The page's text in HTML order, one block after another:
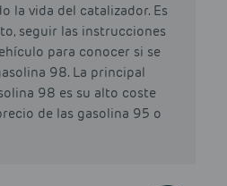
la vida del catalizador. Es
seguir las instrucciones
para conocer si se
98. La principal
98 es su alto coste
de las gasolina 95 o